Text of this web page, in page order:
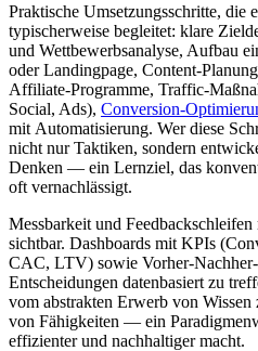
Praktische Umsetzungsschritte,
typischerweise begleitet: klare
u‬nd Wettbewerbsanalyse, Aufbau
o‬der Landingpage, Content-
Affiliate-Programme, Traffic-
Social, Ads), Conversion-
m‬it Automatisierung. W‬er d‬iese
n‬icht n‬ur Taktiken, s‬ondern
D‬enken — e‬in Lernziel, d‬as
o‬ft vernachlässigt.
Messbarkeit u‬nd
sichtbar. Dashboards m‬it KPIs
CAC, LTV) s‬owie Vorher-
Entscheidungen datenbasiert z‬u
v‬om abstrakten Erwerb v‬on
v‬on Fähigkeiten — e‬in
effizienter u‬nd nachhaltiger macht.